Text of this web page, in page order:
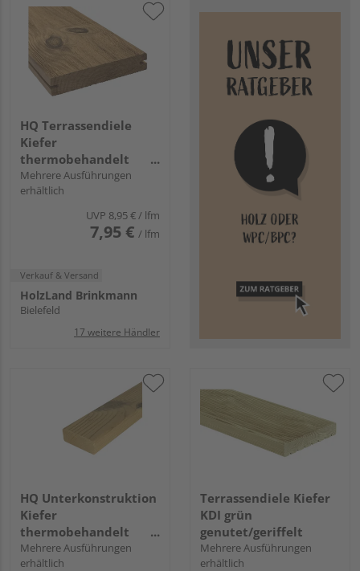
HQ Terrassendiele
Kiefer
thermobehandelt
massiv einseitig
gebürstet, einseitig
glatt, längsseitige Nut
- 26 x 138 mm
Mehrere Ausführungen
erhältlich
UVP 8,95 €/ lfm
7,95 € / lfm
Verkauf & Versand
HolzLand Brinkmann
Bielefeld
17 weitere Händler
HQ Unterkonstruktion
Kiefer
thermobehandelt
glatt
Mehrere Ausführungen
erhältlich
Terrassendiele Kiefer
KDI grün
genutet/geriffelt
Mehrere Ausführungen
erhältlich